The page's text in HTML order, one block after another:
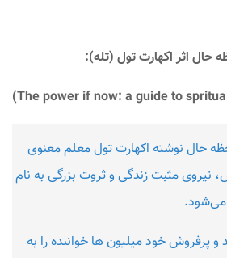
حال اثر اکهارت تول (تله):
حال نوشته اکهارت تول معلم معنوی
نیروی مثبت زندگی و ثروت بزرگی به نام
می‌شود.
و پرفروش خود میلیون ها خواننده را به